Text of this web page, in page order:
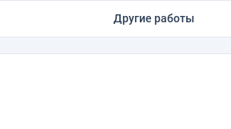
Другие работы